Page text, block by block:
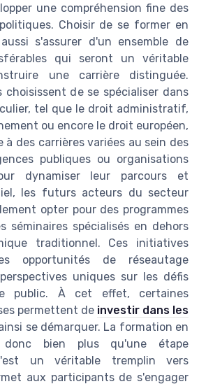
une compréhension fine des
Choisir de se former en
s'assurer d'un ensemble de
qui seront un véritable
une carrière distinguée.
choisissent de se spécialiser dans
tel que le droit administratif,
ou encore le droit européen,
à des carrières variées au sein des
publiques ou organisations
dynamiser leur parcours et
les futurs acteurs du secteur
opter pour des programmes
séminaires spécialisés en dehors
traditionnel. Ces initiatives
opportunités de réseautage
uniques sur les défis
public. À cet effet, certaines
permettent de investir dans les
se démarquer. La formation en
bien plus qu'une étape
un véritable tremplin vers
aux participants de s'engager